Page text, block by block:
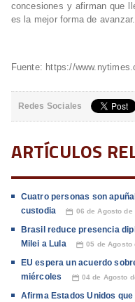
concesiones y afirman que
es la mejor forma de avanzar.
Fuente: https://
Redes Sociales
ARTÍCULOS
Cuatro personas son
custodia
📅 06 de Agosto de
Brasil reduce presencia
Milei a Lula
📅 05 de Agosto
EU espera un acuerdo
miércoles
📅 04 de Agosto
Afirma Estados Unidos